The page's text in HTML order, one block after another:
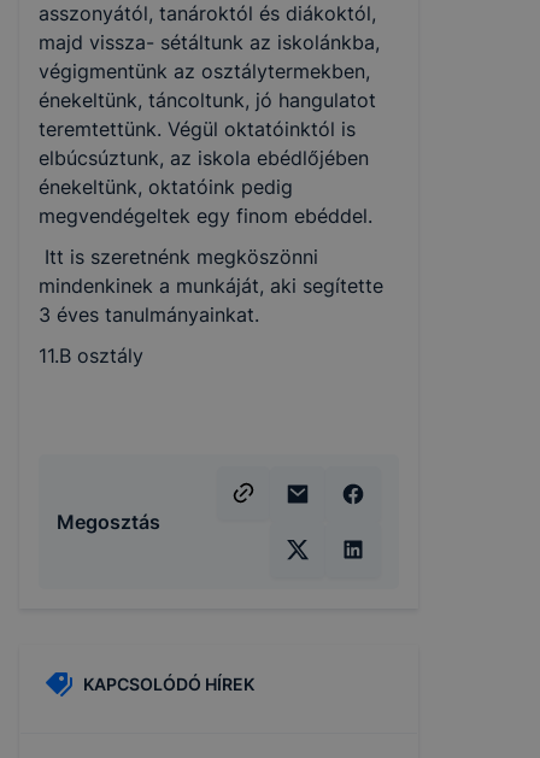
asszonyától, tanároktól és diákoktól,
majd vissza- sétáltunk az iskolánkba,
végigmentünk az osztálytermekben,
énekeltünk, táncoltunk, jó hangulatot
teremtettünk. Végül oktatóinktól is
elbúcsúztunk, az iskola ebédlőjében
énekeltünk, oktatóink pedig
megvendégeltek egy finom ebéddel.
Itt is szeretnénk megköszönni
mindenkinek a munkáját, aki segítette
3 éves tanulmányainkat.
11.B osztály
Megosztás
KAPCSOLÓDÓ HÍREK